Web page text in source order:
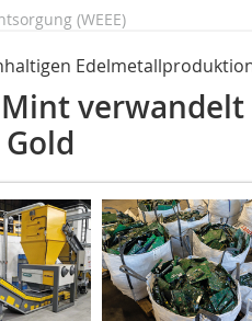
(WEEE)
verwandelt